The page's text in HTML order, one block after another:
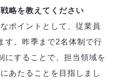
略を教えてください
ポイントとして、従業員
す。昨季まで2名体制で行
にすることで、担当領域を
あたることを目指しまし